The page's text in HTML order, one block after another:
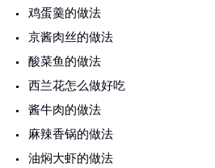
鸡蛋羹的做法
京酱肉丝的做法
酸菜鱼的做法
西兰花怎么做好吃
酱牛肉的做法
麻辣香锅的做法
油焖大虾的做法